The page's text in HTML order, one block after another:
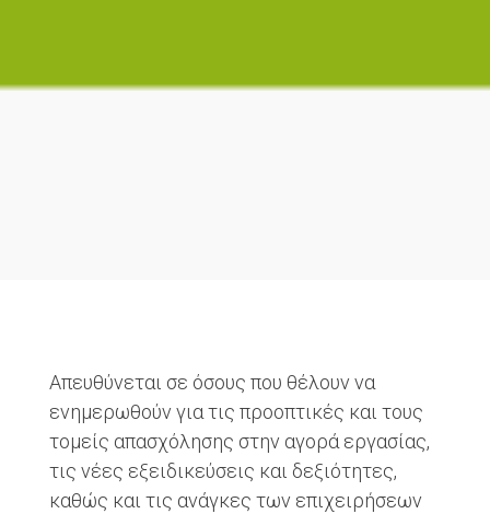
Απευθύνεται σε όσους που θέλουν να
ενημερωθούν για τις προοπτικές και τους
τομείς απασχόλησης στην αγορά εργασίας,
τις νέες εξειδικεύσεις και δεξιότητες,
καθώς και τις ανάγκες των επιχειρήσεων